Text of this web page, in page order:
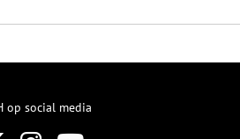
op social media